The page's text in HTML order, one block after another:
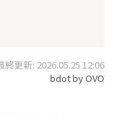
終更新: 2026.05.25 12:06
bdot by OVO